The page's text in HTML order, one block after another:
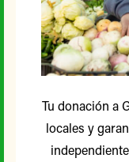
Tu donación a
locales y